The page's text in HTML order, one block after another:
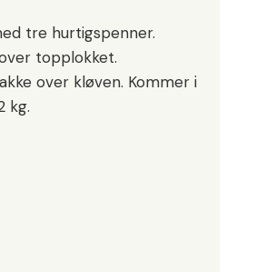
tre hurtigspenner.
topplokket.
over kløven. Kommer i
kg.